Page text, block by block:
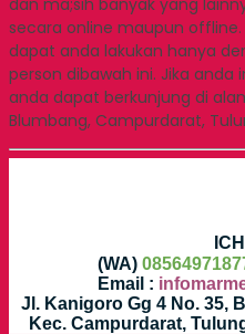
secara online maupun
dapat anda lakukan hanya
person dibawah ini. Jika
anda dapat berkunjung di
Blumbang, Campurdarat,
(WA)
Email :
Jl. Kanigoro Gg 4 No. 35,
Kec. Campurdarat,